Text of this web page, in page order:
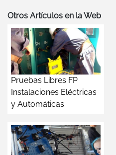
Otros Artículos en la Web
Pruebas Libres FP
Instalaciones Eléctricas
y Automáticas